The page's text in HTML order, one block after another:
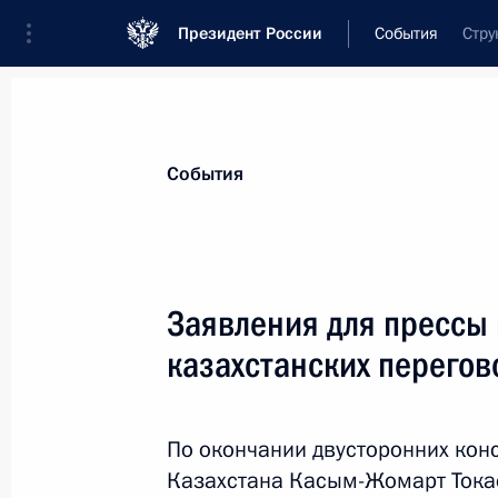
Президент России События
Новости
Расширенное заседание коллегии
События
Заявления для
казахстанских
По окончании двусторонних
Казахстана Касым-Жомарт